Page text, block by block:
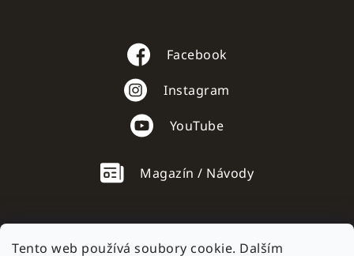
Tento web používá soubory cookie. Dalším
Facebook
Instagram
YouTube
Magazín / Návody